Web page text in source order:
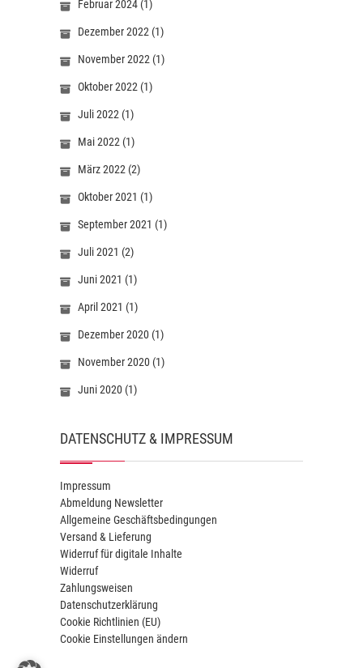
Februar 2024 (1)
Dezember 2022 (1)
November 2022 (1)
Oktober 2022 (1)
Juli 2022 (1)
Mai 2022 (1)
März 2022 (2)
Oktober 2021 (1)
September 2021 (1)
Juli 2021 (2)
Juni 2021 (1)
April 2021 (1)
Dezember 2020 (1)
November 2020 (1)
Juni 2020 (1)
DATENSCHUTZ & IMPRESSUM
Impressum
Abmeldung Newsletter
Allgemeine Geschäftsbedingungen
Versand & Lieferung
Widerruf für digitale Inhalte
Widerruf
Zahlungsweisen
Datenschutzerklärung
Cookie Richtlinien (EU)
Cookie Einstellungen ändern